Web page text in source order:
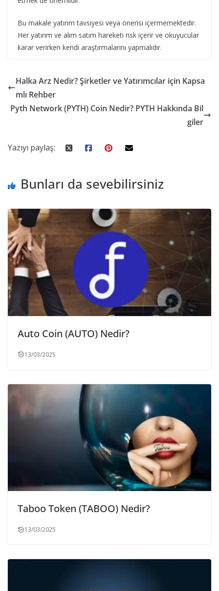
Bu makale yatırım tavsiyesi veya önerisi içermemektedir.
Her yatırım ve alım satım hareketi risk içerir ve okuyucular
karar verirken kendi araştırmalarını yapmalıdır.
Halka Arz Nedir? Şirketler ve Yatırımcılar için Kapsa
mlı Rehber
Pyth Network (PYTH) Coin Nedir? PYTH Hakkında Bil
giler
Yazıyı paylaş:
Bunları da sevebilirsiniz
Auto Coin (AUTO) Nedir?
13/03/2025
Taboo Token (TABOO) Nedir?
13/03/2025